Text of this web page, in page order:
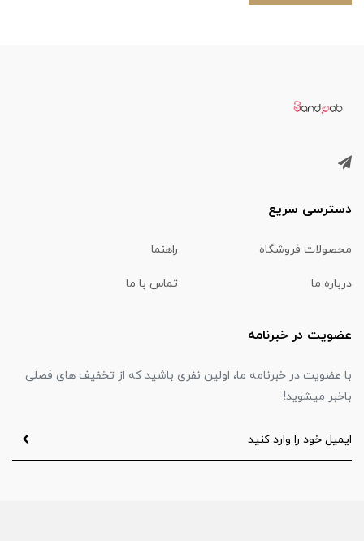
دسترسی سریع
محصولات فروشگاه راهنما
درباره ما تماس با ما
عضویت در خبرنامه
با عضویت در خبرنامه ما، اولین نفری باشید که از تخفیف های فصلی
باخبر میشوید!